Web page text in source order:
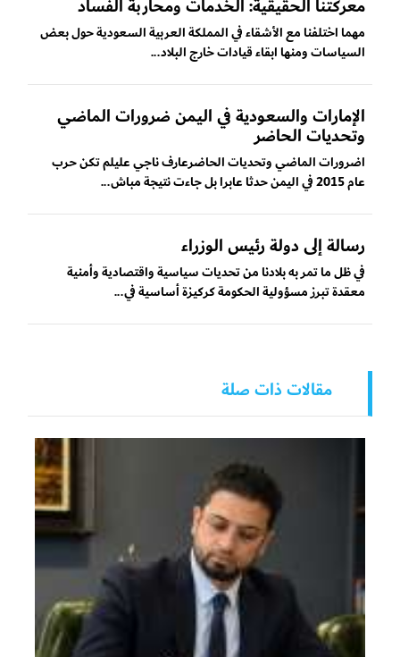
معركتنا الحقيقية: الخدمات ومحاربة الفساد
مهما اختلفنا مع الأشقاء في المملكة العربية السعودية حول بعض
السياسات ومنها ابقاء قيادات خارج البلاد...
الإمارات والسعودية في اليمن ضرورات الماضي
وتحديات الحاضر
اضرورات الماضي وتحديات الحاضرعارف ناجي عليلم تكن حرب
عام 2015 في اليمن حدثا عابرا بل جاءت نتيجة مباش...
رسالة إلى دولة رئيس الوزراء
في ظل ما تمر به بلادنا من تحديات سياسية واقتصادية وأمنية
معقدة تبرز مسؤولية الحكومة كركيزة أساسية في...
مقالات ذات صلة